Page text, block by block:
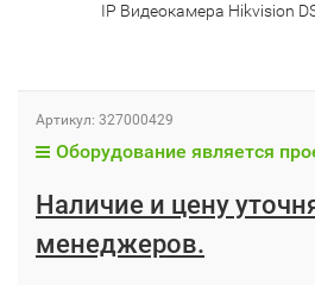
IP Видеокамера Hikvision
Артикул: 327000429
Оборудование является
Наличие и цену
менеджеров.